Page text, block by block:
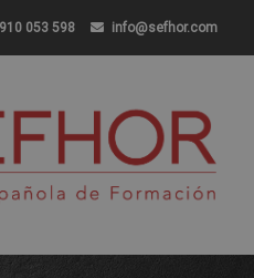
910 053 598 info@sefhor.com